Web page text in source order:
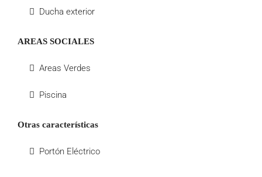
Ducha exterior
AREAS SOCIALES
Areas Verdes
Piscina
Otras características
Portón Eléctrico